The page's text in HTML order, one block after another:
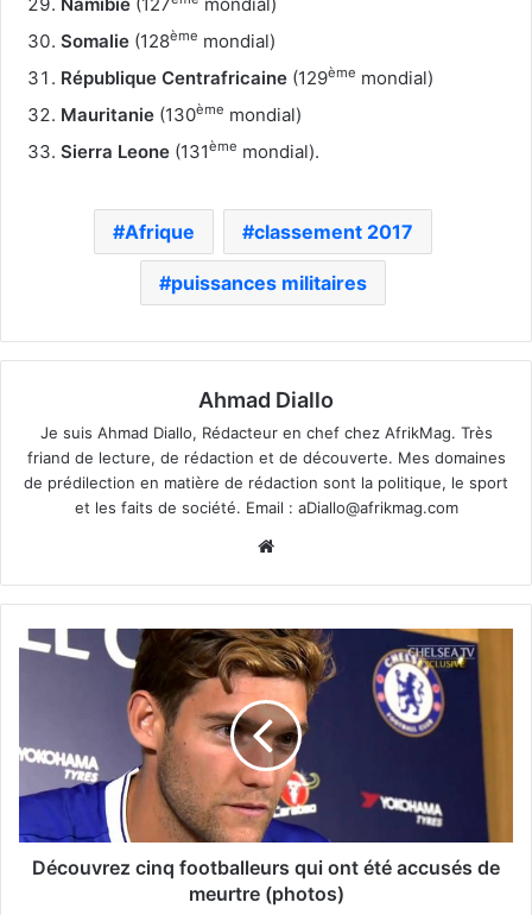
Somalie (128ème mondial)
République Centrafricaine (129ème mondial)
Mauritanie (130ème mondial)
Sierra Leone (131ème mondial).
Afrique classement 2017
puissances militaires
Ahmad Diallo
Je suis Ahmad Diallo, Rédacteur en chef chez AfrikMag. Très
friand de lecture, de rédaction et de découverte. Mes domaines
de prédilection en matière de rédaction sont la politique, le sport
et les faits de société. Email : aDiallo@afrikmag.com
Découvrez cinq footballeurs qui ont été accusés de
meurtre (photos)